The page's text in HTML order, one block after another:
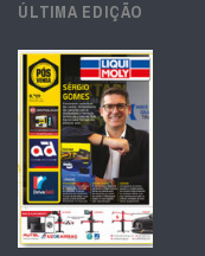
ÚLTIMA EDIÇÃO